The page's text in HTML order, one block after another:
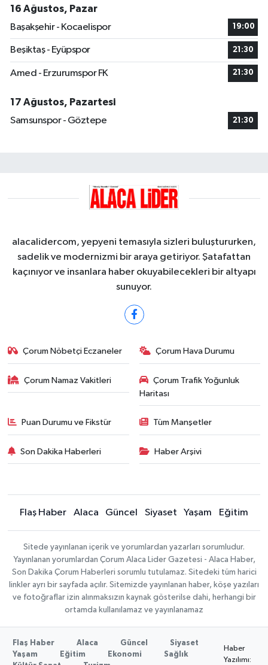
16 Ağustos, Pazar
Başakşehir - Kocaelispor
19:00
Beşiktaş - Eyüpspor 21:30
Amed - Erzurumspor FK 21:30
17 Ağustos, Pazartesi
Samsunspor - Göztepe
21:30
alacalidercom, yepyeni temasıyla sizleri buluştururken,
sadelik ve modernizmi bir araya getiriyor. Şatafattan
kaçınıyor ve insanlara haber okuyabilecekleri bir altyapı
sunuyor.
Çorum Nöbetçi Eczaneler Çorum Hava Durumu
Çorum Namaz Vakitleri
Çorum Trafik Yoğunluk
Haritası
Puan Durumu ve Fikstür Tüm Manşetler
Son Dakika Haberleri Haber Arşivi
Flaş Haber Alaca Güncel Siyaset Yaşam Eğitim
Sitede yayınlanan içerik ve yorumlardan yazarları sorumludur.
Yayınlanan yorumlardan Çorum Alaca Lider Gazetesi - Alaca Haber,
Son Dakika Çorum Haberleri sorumlu tutulamaz. Sitedeki tüm harici
linkler ayrı bir sayfada açılır. Sitemizde yayınlanan haber, köşe yazıları
ve fotoğraflar izin alınmaksızın kaynak gösterilse dahi, herhangi bir
ortamda kullanılamaz ve yayınlanamaz
Flaş Haber Alaca Güncel
Siyaset
Yaşam
Eğitim Ekonomi
Sağlık
Haber
Yazılımı: